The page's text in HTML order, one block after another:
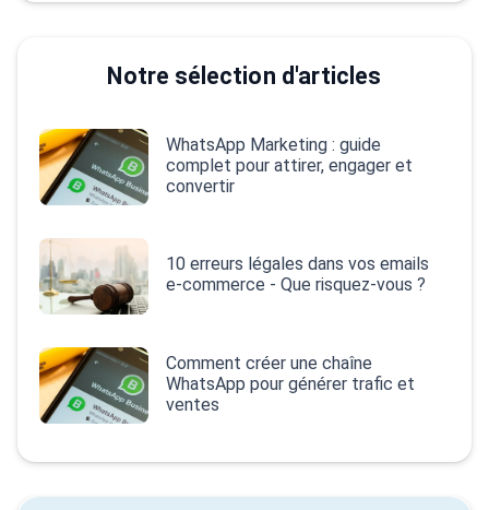
Notre sélection d'articles
WhatsApp Marketing : guide
complet pour attirer, engager et
convertir
10 erreurs légales dans vos emails
e‑commerce - Que risquez-vous ?
Comment créer une chaîne
WhatsApp pour générer trafic et
ventes